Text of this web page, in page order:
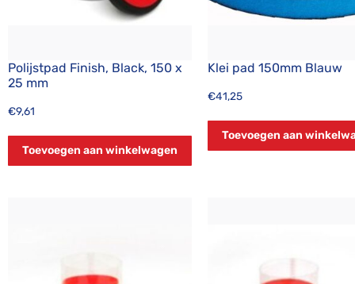
Polijstpad Finish, Black, 150 x
25 mm
€9,61
Toevoegen aan winkelwagen
Klei pad 150mm Blauw
€41,25
Toevoegen aan